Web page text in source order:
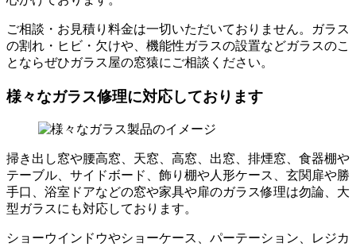
ご相談・お見積り料金は一切いただいておりません。ガラス
の割れ・ヒビ・欠けや、機能性ガラスの設置などガラスのこ
とならぜひガラス屋の窓猿にご相談ください。
様々なガラス修理に対応しております
掃き出し窓や腰高窓、天窓、高窓、出窓、排煙窓、食器棚や
テーブル、サイドボード、飾り棚や人形ケース、玄関扉や勝
手口、浴室ドアなどの窓や家具や扉のガラス修理は勿論、大
型ガラスにも対応しております。
ショーウインドウやショーケース、パーテーション、レジカ